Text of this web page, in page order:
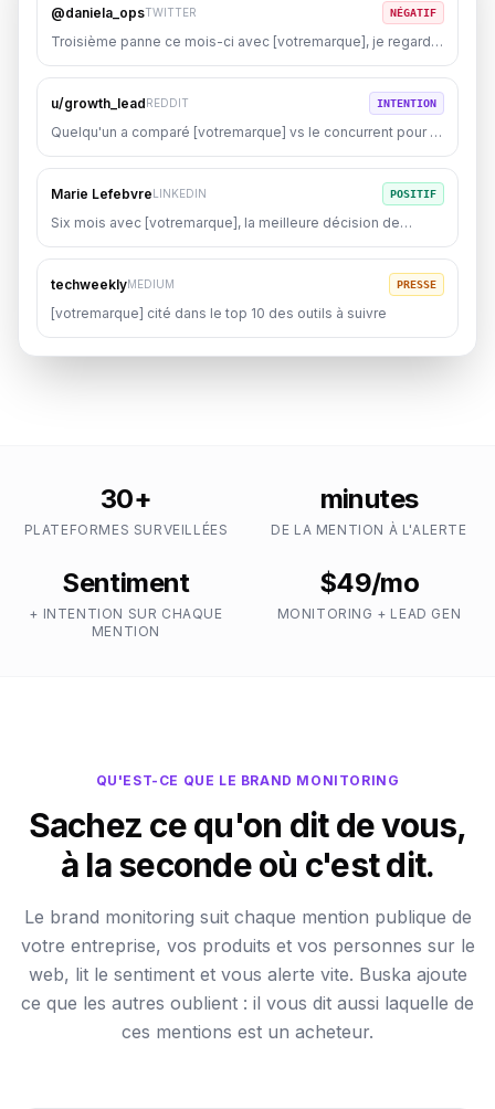
@daniela_opsTWITTER NÉGATIF
Troisième panne ce mois-ci avec [votremarque], je regarde
ailleurs
u/growth_leadREDDIT INTENTION
Quelqu'un a comparé [votremarque] vs le concurrent pour le
mid-market ?
Marie LefebvreLINKEDIN POSITIF
Six mois avec [votremarque], la meilleure décision de
l'année
techweeklyMEDIUM PRESSE
[votremarque] cité dans le top 10 des outils à suivre
30+
PLATEFORMES SURVEILLÉES
minutes
DE LA MENTION À L'ALERTE
Sentiment
+ INTENTION SUR CHAQUE
MENTION
$49/mo
MONITORING + LEAD GEN
QU'EST-CE QUE LE BRAND MONITORING
Sachez ce qu'on dit de vous,
à la seconde où c'est dit.
Le brand monitoring suit chaque mention publique de
votre entreprise, vos produits et vos personnes sur le
web, lit le sentiment et vous alerte vite. Buska ajoute
ce que les autres oublient : il vous dit aussi laquelle de
ces mentions est un acheteur.